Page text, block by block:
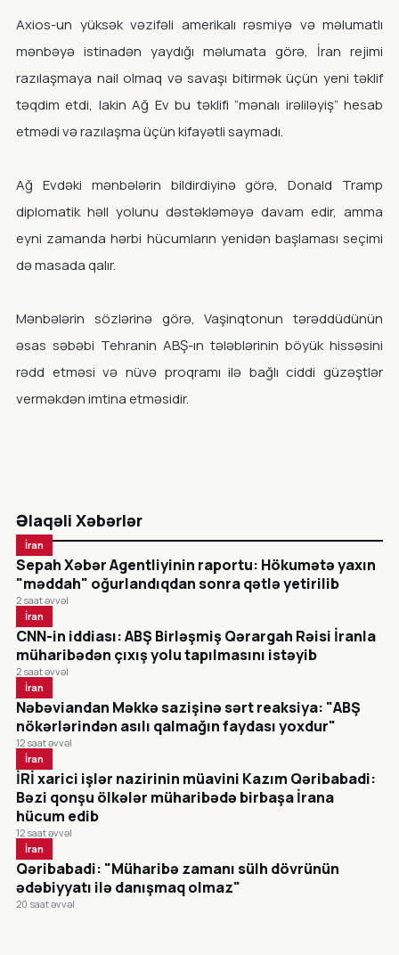
Axios-un yüksək vəzifəli amerikalı rəsmiyə və məlumatlı
mənbəyə istinadən yaydığı məlumata görə, İran rejimi
razılaşmaya nail olmaq və savaşı bitirmək üçün yeni təklif
təqdim etdi, lakin Ağ Ev bu təklifi “mənalı irəliləyiş” hesab
etmədi və razılaşma üçün kifayətli saymadı.
Ağ Evdəki mənbələrin bildirdiyinə görə, Donald Tramp
diplomatik həll yolunu dəstəkləməyə davam edir, amma
eyni zamanda hərbi hücumların yenidən başlaması seçimi
də masada qalır.
Mənbələrin sözlərinə görə, Vaşinqtonun tərəddüdünün
əsas səbəbi Tehranin ABŞ-ın tələblərinin böyük hissəsini
rədd etməsi və nüvə proqramı ilə bağlı ciddi güzəştlər
verməkdən imtina etməsidir.
Əlaqəli Xəbərlər
İran
Sepah Xəbər Agentliyinin raportu: Hökumətə yaxın
"məddah" oğurlandıqdan sonra qətlə yetirilib
2 saat əvvəl
İran
CNN-in iddiası: ABŞ Birləşmiş Qərargah Rəisi İranla
müharibədən çıxış yolu tapılmasını istəyib
2 saat əvvəl
İran
Nəbəviandan Məkkə sazişinə sərt reaksiya: "ABŞ
nökərlərindən asılı qalmağın faydası yoxdur"
12 saat əvvəl
İran
İRİ xarici işlər nazirinin müavini Kazım Qəribabadi:
Bəzi qonşu ölkələr müharibədə birbaşa İrana
hücum edib
12 saat əvvəl
İran
Qəribabadi: "Müharibə zamanı sülh dövrünün
ədəbiyyatı ilə danışmaq olmaz"
20 saat əvvəl